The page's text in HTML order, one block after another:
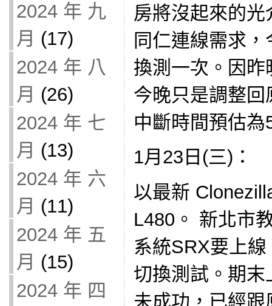
2024 年 九
月 (17)
2024 年 八
月 (26)
2024 年 七
月 (13)
2024 年 六
月 (11)
2024 年 五
月 (15)
2024 年 四
房將沒起來的
同仁連線需求
換測一次。因
今晚只是調整
中斷時間預估為
1月23日(三)：
以最新
L480。 新北市
系統SRX要上
切換測試。期
未成功，已經